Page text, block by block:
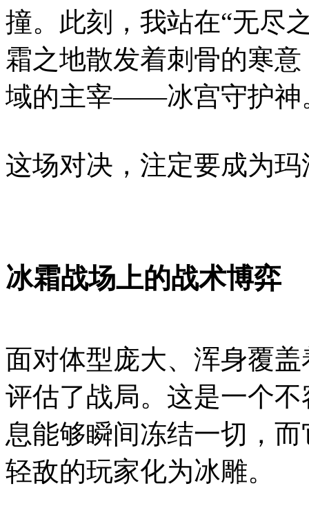
撞。此刻，我站在“无尽
霜之地散发着刺骨的寒
域的主宰——冰宫守护神
这场对决，注定要成为
冰霜战场上的战术博弈
面对体型庞大、浑身覆
评估了战局。这是一个
息能够瞬间冻结一切，
轻敌的玩家化为冰雕。